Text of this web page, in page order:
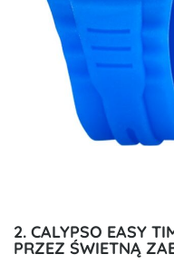
2. CALYPSO EASY
PRZEZ ŚWIETNĄ